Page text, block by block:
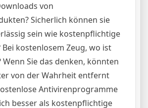
von
Sicherlich können sie
sein wie kostenpflichtige
kostenlosem Zeug, wo ist
Wenn Sie das denken, könnten
von der Wahrheit entfernt
Antivirenprogramme
besser als kostenpflichtige